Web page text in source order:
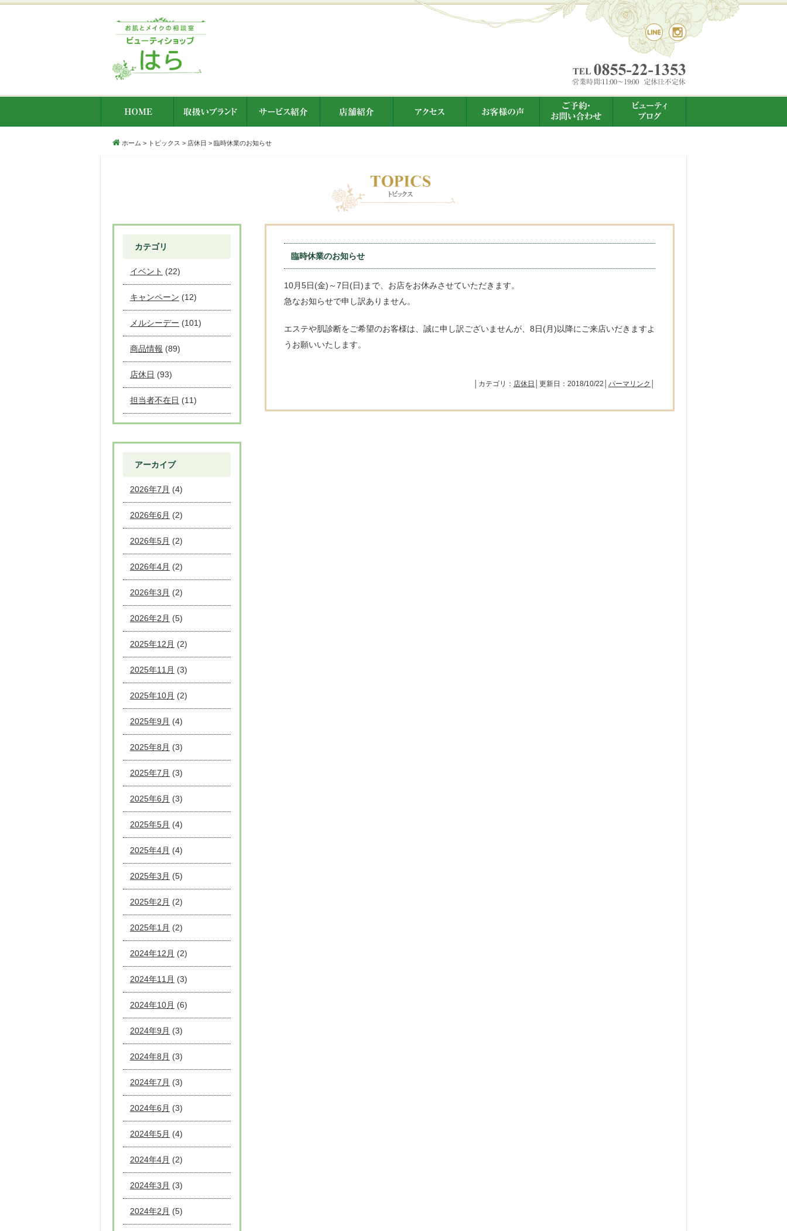
ホーム > トピックス > 店休日 > 臨時休業のお知らせ
臨時休業のお知らせ
10月5日(金)～7日(日)まで、お店をお休みさせていただきます。
急なお知らせで申し訳ありません。
エステや肌診断をご希望のお客様は、誠に申し訳ございませんが、8日(月)以降にご来店いだきますよ
うお願いいたします。
│カテゴリ： 店休日 │更新日：2018/10/22│ パーマリンク
カテゴリ
イベント (22)
キャンペーン (12)
メルシーデー (101)
商品情報 (89)
店休日 (93)
担当者不在日 (11)
アーカイブ
2026年7月 (4)
2026年6月 (2)
2026年5月 (2)
2026年4月 (2)
2026年3月 (2)
2026年2月 (5)
2025年12月 (2)
2025年11月 (3)
2025年10月 (2)
2025年9月 (4)
2025年8月 (3)
2025年7月 (3)
2025年6月 (3)
2025年5月 (4)
2025年4月 (4)
2025年3月 (5)
2025年2月 (2)
2025年1月 (2)
2024年12月 (2)
2024年11月 (3)
2024年10月 (6)
2024年9月 (3)
2024年8月 (3)
2024年7月 (3)
2024年6月 (3)
2024年5月 (4)
2024年4月 (2)
2024年3月 (3)
2024年2月 (5)